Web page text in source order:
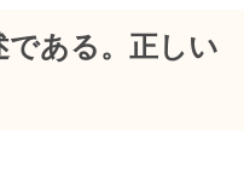
ある。正しい